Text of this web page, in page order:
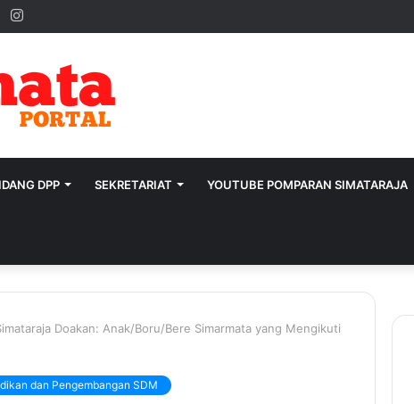
YouTube
DPP SEKRETARIAT YOUTUBE POMPARAN SIMATARAJA
Doakan: Anak/Boru/Bere Simarmata yang Mengikuti
dan Pengembangan SDM